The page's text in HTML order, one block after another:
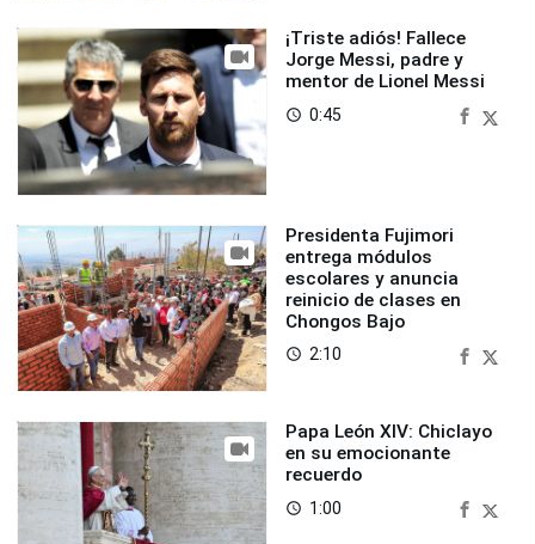
¡Triste adiós! Fallece
Jorge Messi, padre y
mentor de Lionel Messi
access_time 0:45
Presidenta Fujimori
entrega módulos
escolares y anuncia
reinicio de clases en
Chongos Bajo
access_time 2:10
Papa León XIV: Chiclayo
en su emocionante
recuerdo
access_time 1:00